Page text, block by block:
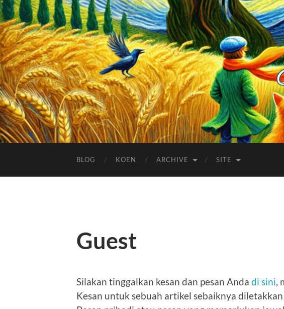
BLOG KOEN ARCHIVE SITE
Guest
Silakan tinggalkan kesan dan pesan Anda di sini
Kesan untuk sebuah artikel sebaiknya